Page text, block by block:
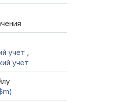
учет ,
учет